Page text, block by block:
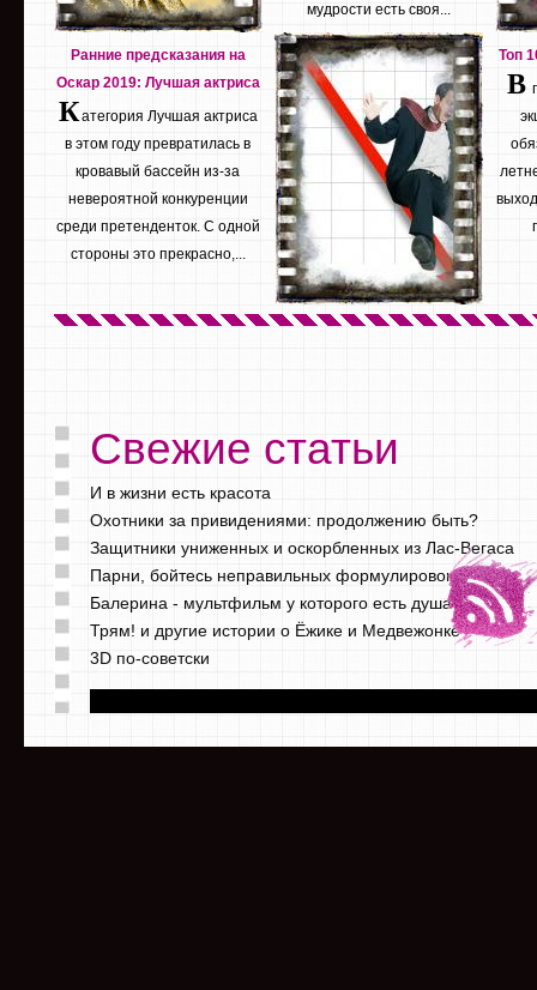
Ранние предсказания на
Оскар 2019: Лучшая актриса
Категория Лучшая актриса
в этом году превратилась в
кровавый бассейн из-за
невероятной конкуренции
среди претенденток. С одной
стороны это прекрасно,...
мудрости есть своя...
Топ
В
Свежие статьи
И в жизни есть красота
Охотники за привидениями: продолжению быть?
Защитники униженных и оскорбленных из Лас-Вегаса
Парни, бойтесь неправильных формулировок
Балерина - мультфильм у которого есть душа
Трям! и другие истории о Ёжике и Медвежонке
3D по-советски